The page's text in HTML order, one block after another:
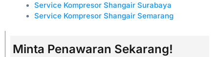
Service Kompresor Shangair Surabaya
Service Kompresor Shangair Semarang
Minta Penawaran Sekarang!